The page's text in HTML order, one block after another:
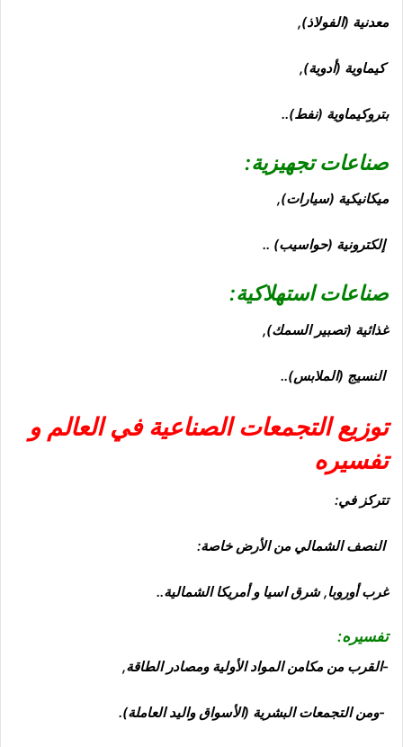
معدنية (الفولاذ),
كيماوية (أدوية),
بتروكيماوية (نفط)..
صناعات تجهيزية:
ميكانيكية (سيارات),
إلكترونية (حواسيب) ..
صناعات استهلاكية:
غذائية (تصبير السمك),
النسيج (الملابس)..
توزيع التجمعات الصناعية في العالم و
تفسيره
تتركزفي:
النصف الشمالي من الأرض خاصة:
غرب أوروبا, شرق اسيا و أمريكا الشمالية..
تفسيره:
-القرب من مكامن المواد الأولية ومصادر الطاقة,
-ومن التجمعات البشرية (الأسواق واليد العاملة).